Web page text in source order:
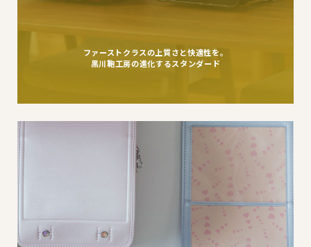
ファーストクラスの上質さと快適性を。
黒川鞄工房の進化するスタンダード